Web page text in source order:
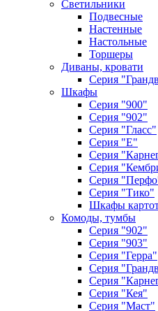
Светильники
Подвесные
Настенные
Настольные
Торшеры
Диваны, кровати
Серия
Шкафы
Серия "900"
Серия "902"
Серия "Гласс"
Серия "Е"
Серия
Серия
Серия
Серия "Тико"
Шкафы
Комоды, тумбы
Серия "902"
Серия "903"
Серия "Герра"
Серия
Серия
Серия "Кея"
Серия "Маст"